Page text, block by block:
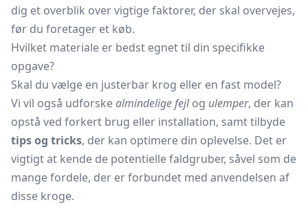
dig et overblik over vigtige faktorer, der skal overvejes,
før du foretager et køb.
Hvilket materiale er bedst egnet til din specifikke
opgave?
Skal du vælge en justerbar krog eller en fast model?
Vi vil også udforskealmindelige fejlog ulemper, der kan
opstå ved forkert brug eller installation, samt tilbyde
tips og tricks, der kan optimere din oplevelse. Det er
vigtigt at kende de potentielle faldgruber, såvel som de
mange fordele, der er forbundet med anvendelsen af
disse kroge.